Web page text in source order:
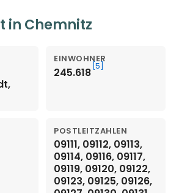
in Chemnitz
EINWOHNER
245.618 [5]
POSTLEITZAHLEN
09111, 09112, 09113,
09114, 09116, 09117,
09119, 09120, 09122,
09123, 09125, 09126,